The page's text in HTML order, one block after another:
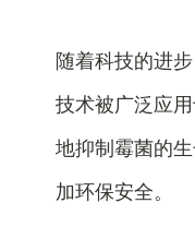
随着科技的进
技术被广泛应
地抑制霉菌的
加环保安全。